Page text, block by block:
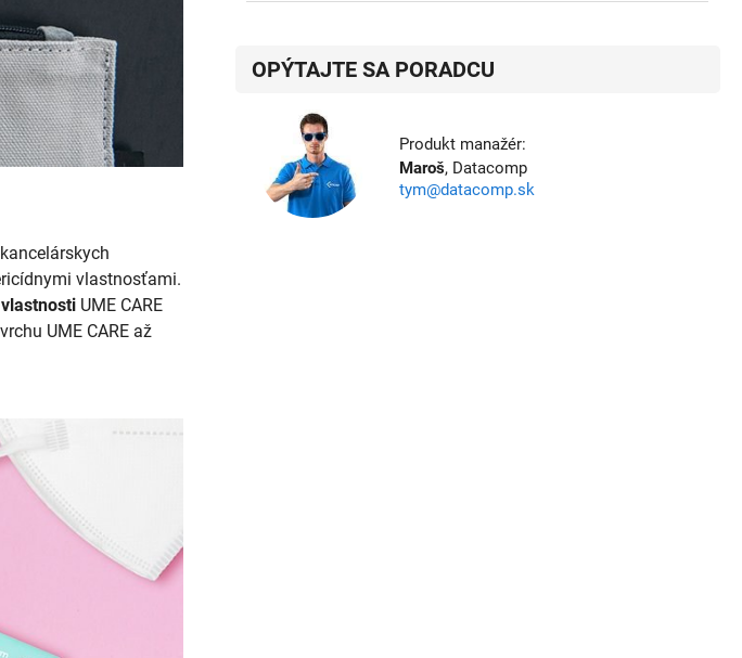
vlastnosťami.
UME CARE
UME CARE až
OPÝTAJTE SA PORADCU
Produkt manažér:
Maroš, Datacomp
tym@datacomp.sk